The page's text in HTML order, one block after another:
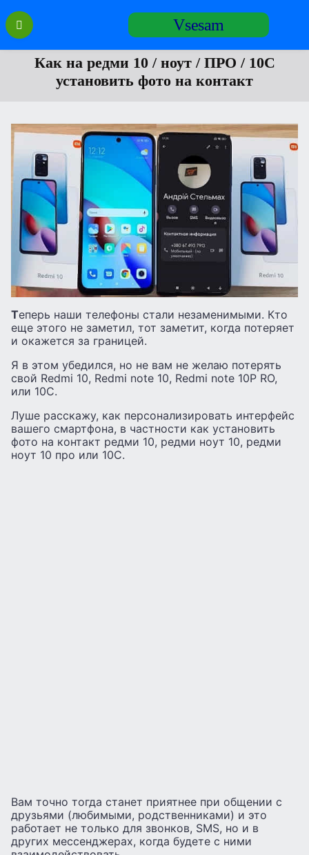
Перейти
содержанию
Vsesam
Как на редми 10 / ноут / ПРО / 10C
установить фото на контакт
Теперь наши телефоны стали незаменимыми. Кто
еще этого не заметил, тот заметит, когда потеряет
и окажется за границей.
Я в этом убедился, но не вам не желаю потерять
свой Redmi 10, Redmi note 10, Redmi note 10P RO,
или 10С.
Луше расскажу, как персонализировать интерфейс
вашего смартфона, в частности как установить
фото на контакт редми 10, редми ноут 10, редми
ноут 10 про или 10C.
Вам точно тогда станет приятнее при общении с
друзьями (любимыми, родственниками) и это
работает не только для звонков, SMS, но и в
других мессенджерах, когда будете с ними